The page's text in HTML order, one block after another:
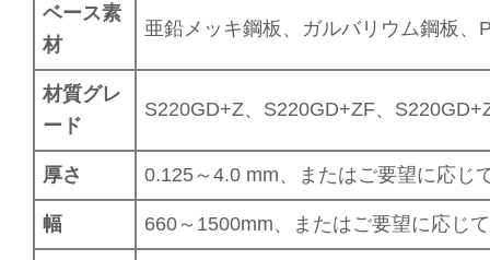
ベース素
材
亜鉛メッキ鋼板、ガルバリウム鋼板、
材質グレ
ード
S220GD+Z、S220GD+ZF、
厚さ 0.125～4.0 mm、またはご要望に応じ
幅 660～1500mm、またはご要望に応じて